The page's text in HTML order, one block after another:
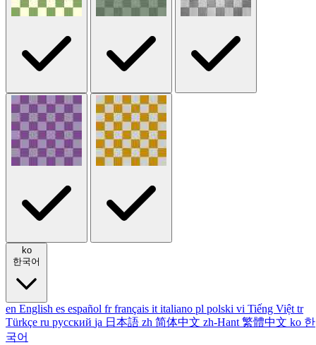
ko
한국어
en English es español fr français it italiano pl polski vi Tiếng Việt tr
Türkçe ru русский ja 日本語 zh 简体中文 zh-Hant 繁體中文 ko 한
국어